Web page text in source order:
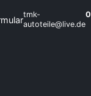
tmk-
autoteile@live.de